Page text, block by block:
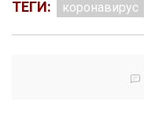
ТЕГИ: коронавирус